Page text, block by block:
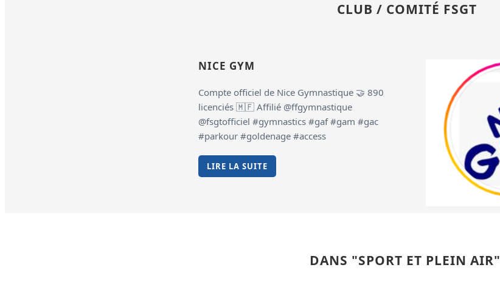
CLUB / COMITÉ FSGT
NICE GYM
Compte officiel de Nice Gymnastique 🤝 890
licenciés 🇲🇫 Affilié @ffgymnastique
@fsgtofficiel #gymnastics #gaf #gam #gac
#parkour #goldenage #access
LIRE LA SUITE
DANS "SPORT ET PLEIN AIR"